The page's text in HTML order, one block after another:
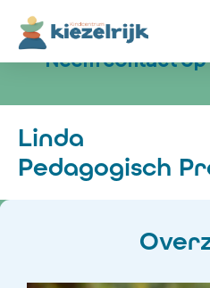
Linda
Pedagogisch
Neem contact op